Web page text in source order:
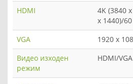
HDMI
4K (3840
x 1440)/
VGA
1920 x
Видео изходен
режим
HDMI/